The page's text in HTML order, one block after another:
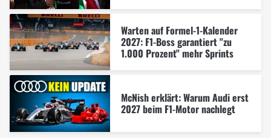
Warten auf Formel-1-Kalender
2027: F1-Boss garantiert "zu
1.000 Prozent" mehr Sprints
McNish erklärt: Warum Audi erst
2027 beim F1-Motor nachlegt